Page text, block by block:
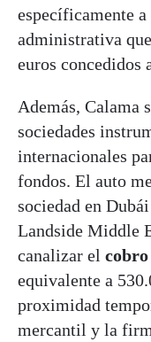
específicamente
administrativa
euros concedidos
Además, Calama
sociedades
internacionales
fondos. El auto
sociedad en
Landside Middle
canalizar el
equivalente a
proximidad
mercantil y la